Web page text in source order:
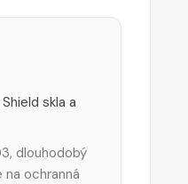
skla a
dlouhodobý
ochranná